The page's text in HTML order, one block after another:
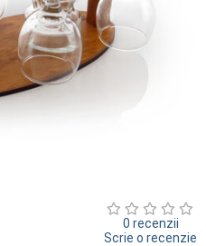
0 recenzii
Scrie o recenzie